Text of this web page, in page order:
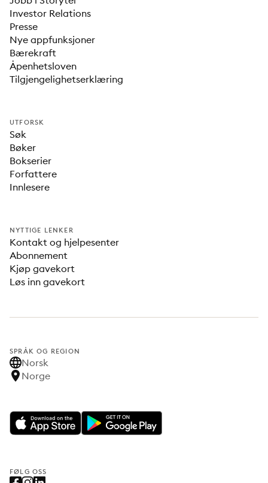
Investor Relations
Presse
Nye appfunksjoner
Bærekraft
Åpenhetsloven
Tilgjengelighetserklæring
UTFORSK
Søk
Bøker
Bokserier
Forfattere
Innlesere
NYTTIGE LENKER
Kontakt og hjelpesenter
Abonnement
Kjøp gavekort
Løs inn gavekort
SPRÅK OG REGION
Norsk
Norge
FØLG OSS